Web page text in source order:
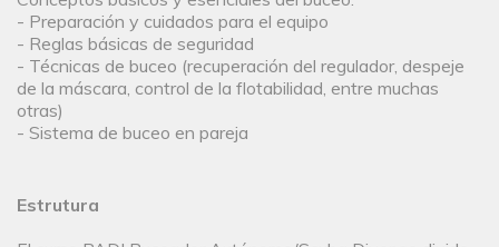
- Preparación y cuidados para el equipo
- Reglas básicas de seguridad
- Técnicas de buceo (recuperación del regulador, despeje
de la máscara, control de la flotabilidad, entre muchas
otras)
- Sistema de buceo en pareja
Estrutura